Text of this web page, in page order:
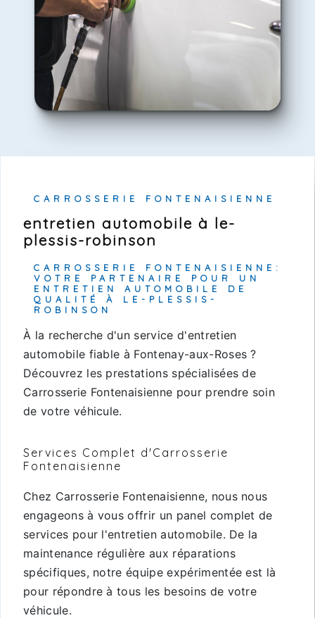
CARROSSERIE FONTENAISIENNE
entretien automobile à le-
plessis-robinson
CARROSSERIE FONTENAISIENNE:
VOTRE PARTENAIRE POUR UN
ENTRETIEN AUTOMOBILE DE
QUALITÉ À LE-PLESSIS-
ROBINSON
À la recherche d'un service d'entretien
automobile fiable à Fontenay-aux-Roses ?
Découvrez les prestations spécialisées de
Carrosserie Fontenaisienne pour prendre soin
de votre véhicule.
Services Complet d'Carrosserie
Fontenaisienne
Chez Carrosserie Fontenaisienne, nous nous
engageons à vous offrir un panel complet de
services pour l'entretien automobile. De la
maintenance régulière aux réparations
spécifiques, notre équipe expérimentée est là
pour répondre à tous les besoins de votre
véhicule.